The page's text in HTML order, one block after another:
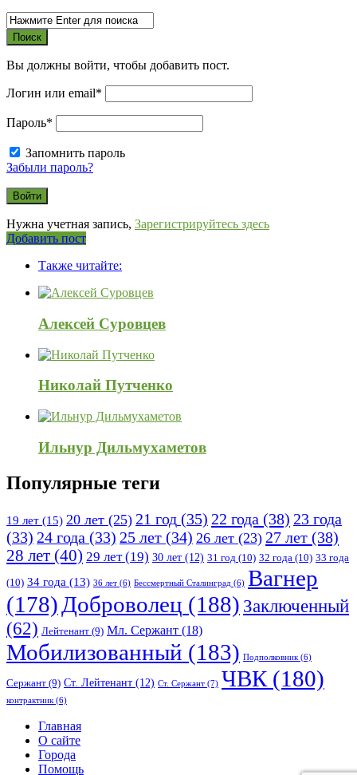
Вы должны войти, чтобы добавить пост.
Логин или email*
Пароль*
Запомнить пароль
Забыли пароль?
Нужна учетная запись, Зарегистрируйтесь здесь
Боковая
панель
Добавить пост
Также читайте:
Алексей Суровцев
Николай Путченко
Ильнур Дильмухаметов
Популярные теги
19 лет (15) 20 лет (25) 21 год (35) 22 года (38) 23 года
(33) 24 года (33) 25 лет (34) 26 лет (23) 27 лет (38)
28 лет (40) 29 лет(19) 30 лет (12) 31 год (10) 32 года (10) 33 года
(10) 34 года (13) 36 лет (6) Бессмертный Сталинград (6) Вагнер
(178) Доброволец (188) Заключенный
(62) Лейтенант (9) Мл. Сержант (18)
Мобилизованный (183) Подполковник (6)
Сержант (9) Ст. Лейтенант (12) Ст. Сержант (7) ЧВК (180)
контрактник (6)
Исследовать
Главная
О сайте
Города
Помощь